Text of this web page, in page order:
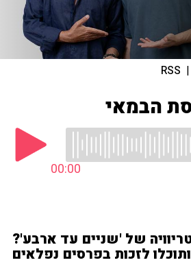
|
RSS
הבמאי
00:00
של 'שניים עד ארבע'?
לזכות בפרסים נפלאים